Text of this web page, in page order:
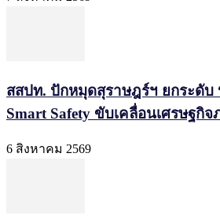
สสปท. ปักหมุดสุราษฎร์ฯ ยกระดับ
Smart Safety ขับเคลื่อนเศรษฐกิจ
6 สิงหาคม 2569